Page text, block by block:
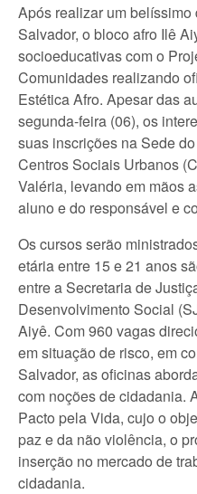
Após realizar um
Salvador, o bloco afro Ilê
socioeducativas com o
Comunidades realizando
Estética Afro. Apesar das
segunda-feira (06), os
suas inscrições na Sede
Centros Sociais Urbanos
Valéria, levando em mãos
aluno e do responsável e
Os cursos serão
etária entre 15 e 21 anos
entre a Secretaria de
Desenvolvimento Social
Aiyê. Com 960 vagas
em situação de risco, em
Salvador, as oficinas
com noções de cidadania.
Pacto pela Vida, cujo o
paz e da não violência, o
inserção no mercado de
cidadania.